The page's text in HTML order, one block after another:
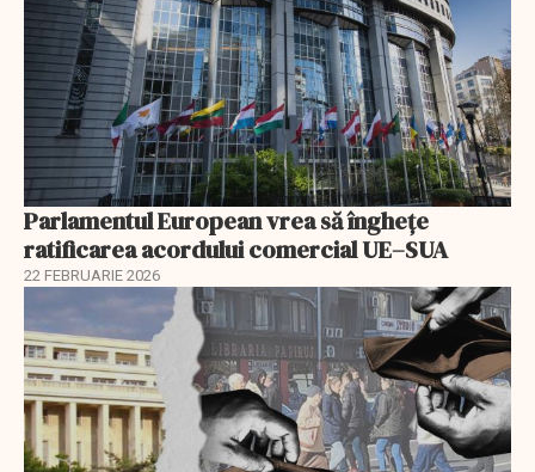
Parlamentul European vrea să înghețe
ratificarea acordului comercial UE–SUA
22 FEBRUARIE 2026